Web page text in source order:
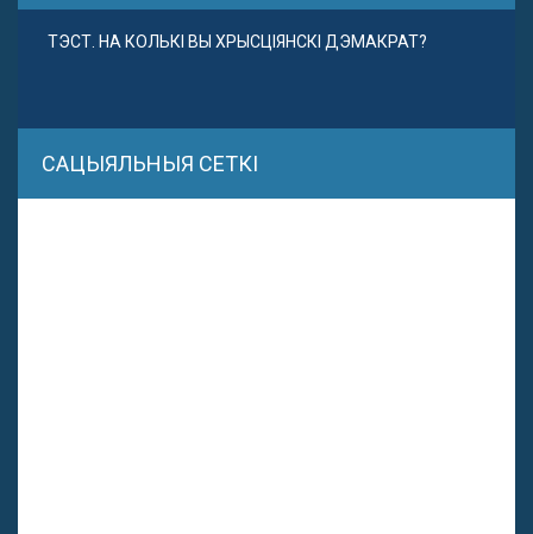
ТЭСТ. НА КОЛЬКІ ВЫ ХРЫСЦІЯНСКІ ДЭМАКРАТ?
САЦЫЯЛЬНЫЯ СЕТКІ